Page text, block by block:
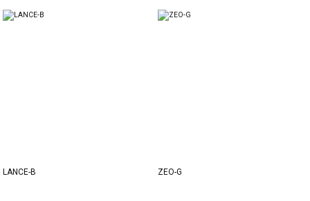
LANCE-B ZEO-G